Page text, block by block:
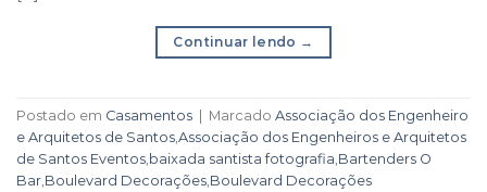
Continuar lendo →
Postado em Casamentos Marcado Associação dos Engenheiro
e Arquitetos de Santos Associação dos Engenheiros e Arquitetos
de Santos Eventos baixada santista fotografia Bartenders O
Bar Boulevard Decorações Boulevard Decorações